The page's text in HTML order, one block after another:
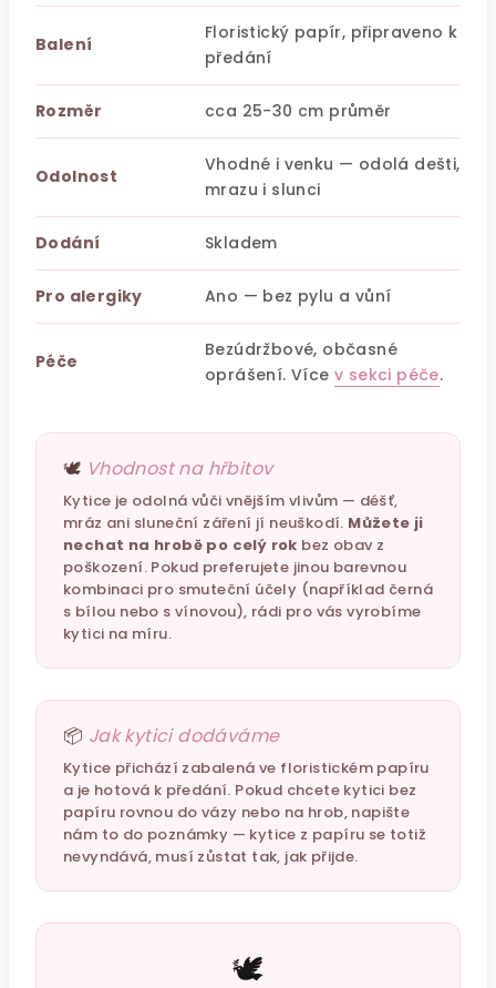
Balení
Floristický papír, připraveno k
předání
Rozměr cca 25-30 cm průměr
Odolnost
Vhodné i venku — odolá dešti,
mrazu i slunci
Dodání Skladem
Pro alergiky Ano — bez pylu a vůní
Péče
Bezúdržbové, občasné
oprášení. Vícev sekci péče.
🕊️ Vhodnost na hřbitov
Kytice je odolná vůči vnějším vlivům — déšť,
mráz ani sluneční záření jí neuškodí. Můžete ji
nechat na hrobě po celý rok bez obav z
poškození. Pokud preferujete jinou barevnou
kombinaci pro smuteční účely (například černá
s bílou nebo s vínovou), rádi pro vás vyrobíme
kytici na míru.
📦 Jak kytici dodáváme
Kytice přichází zabalená ve floristickém papíru
a je hotová k předání. Pokud chcete kytici bez
papíru rovnou do vázy nebo na hrob, napište
nám to do poznámky — kytice z papíru se totiž
nevyndává, musí zůstat tak, jak přijde.
🕊️